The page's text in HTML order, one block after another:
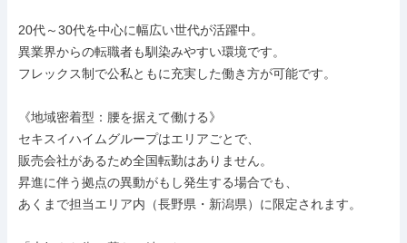
20代～30代を中心に幅広い世代が活躍中。
異業界からの転職者も馴染みやすい環境です。
フレックス制で公私ともに充実した働き方が可能です。
《地域密着型：腰を据えて働ける》
セキスイハイムグループはエリアごとで、
販売会社があるため全国転勤はありません。
昇進に伴う拠点の異動がもし発生する場合でも、
あくまで担当エリア内（長野県・新潟県）に限定されます。